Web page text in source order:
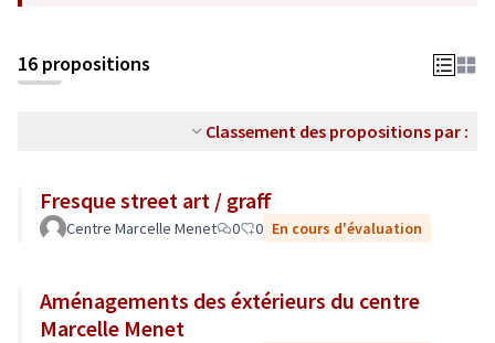
16 propositions
Classement des propositions par :
Fresque street art / graff
Centre Marcelle Menet 0 0 En cours d'évaluation
Aménagements des éxtérieurs du centre
Marcelle Menet